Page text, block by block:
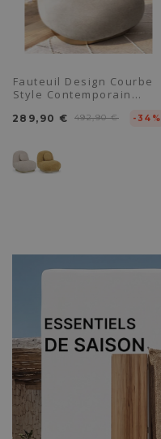
Fauteuil Design Courbe
Style Contemporain
Larry
289,90 € 492,90 € -34%